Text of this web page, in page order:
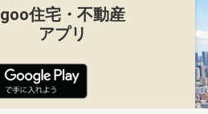
goo住宅・不動産
アプリ